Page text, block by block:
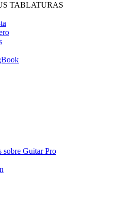
TABLATURAS
sobre Guitar Pro